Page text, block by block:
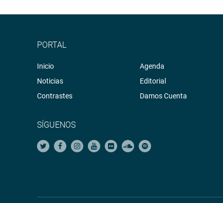
PORTAL
Inicio
Noticias
Contrastes
Agenda
Editorial
Damos Cuenta
SÍGUENOS